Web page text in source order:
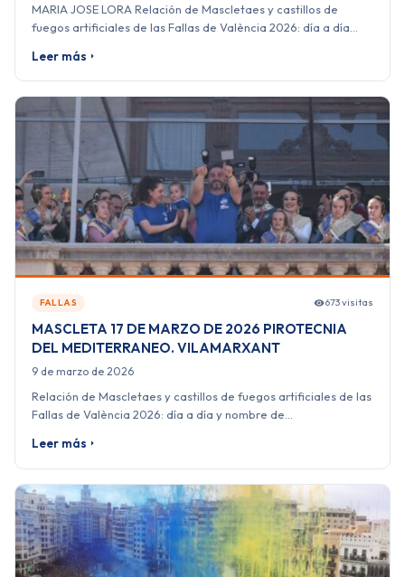
MARIA JOSE LORA Relación de Mascletaes y castillos de
fuegos artificiales de las Fallas de València 2026: día a día…
Leer más
FALLAS 673 visitas
MASCLETA 17 DE MARZO DE 2026 PIROTECNIA
DEL MEDITERRANEO. VILAMARXANT
9 de marzo de 2026
Relación de Mascletaes y castillos de fuegos artificiales de las
Fallas de València 2026: día a día y nombre de…
Leer más